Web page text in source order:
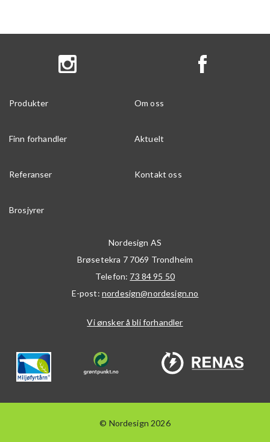
Produkter Om oss
Finn forhandler Aktuelt
Referanser Kontakt oss
Brosjyrer
Nordesign AS
Brøsetekra 7 7069 Trondheim
Telefon: 73 84 95 50
E-post: nordesign@nordesign.no
Vi ønsker å bli forhandler
© Nordesign 2026